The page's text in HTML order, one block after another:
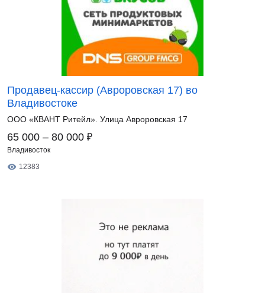
Продавец-кассир (Авроровская 17) во
Владивостоке
ООО «КВАНТ Ритейл». Улица Авроровская 17
65 000 – 80 000 ₽
Владивосток
12383